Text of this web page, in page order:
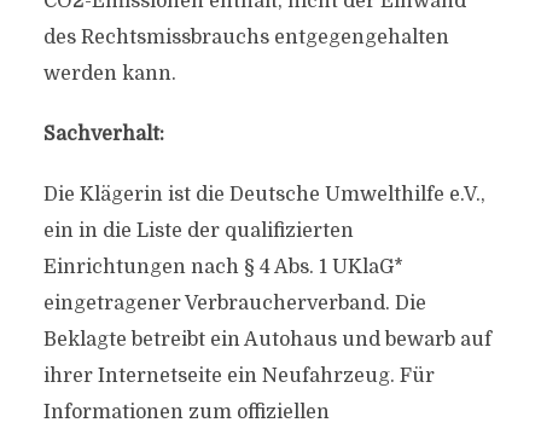
des Rechtsmissbrauchs entgegengehalten
werden kann.
Sachverhalt:
Die Klägerin ist die Deutsche Umwelthilfe e.V.,
ein in die Liste der qualifizierten
Einrichtungen nach § 4 Abs. 1 UKlaG*
eingetragener Verbraucherverband. Die
Beklagte betreibt ein Autohaus und bewarb auf
ihrer Internetseite ein Neufahrzeug. Für
Informationen zum offiziellen